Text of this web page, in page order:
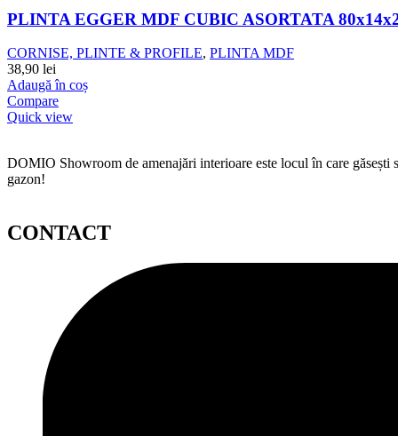
PLINTA EGGER MDF CUBIC ASORTATA
CORNISE, PLINTE & PROFILE, PLINTA MDF
38,90 lei
Adaugă în coș
Compare
Quick view
DOMIO Showroom de amenajări interioare este locul în care găsești
gazon!
CONTACT